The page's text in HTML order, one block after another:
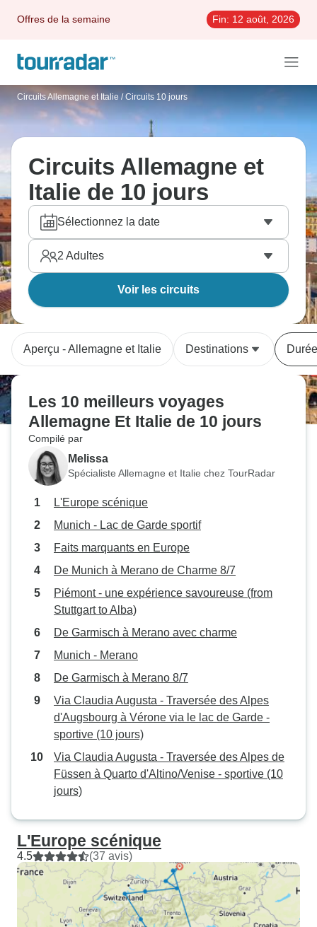
Offres de la semaine Fin: 12 août, 2026
Circuits Allemagne et Italie / Circuits 10 jours
Circuits Allemagne et
Italie de 10 jours
Sélectionnez la date
2 Adultes
Voir les circuits
Aperçu - Allemagne et Italie Destinations
Les 10 meilleurs voyages
Allemagne Et Italie de 10 jours
Compilé par
Melissa
Spécialiste Allemagne et Italie chez TourRadar
L'Europe scénique
Munich - Lac de Garde sportif
Faits marquants en Europe
De Munich à Merano de Charme 8/7
Piémont - une expérience savoureuse (from
Stuttgart to Alba)
De Garmisch à Merano avec charme
Munich - Merano
De Garmisch à Merano 8/7
Via Claudia Augusta - Traversée des Alpes
d'Augsbourg à Vérone via le lac de Garde -
sportive (10 jours)
Via Claudia Augusta - Traversée des Alpes de
Füssen à Quarto d'Altino/Venise - sportive (10
jours)
L'Europe scénique
4.5 (37 avis)